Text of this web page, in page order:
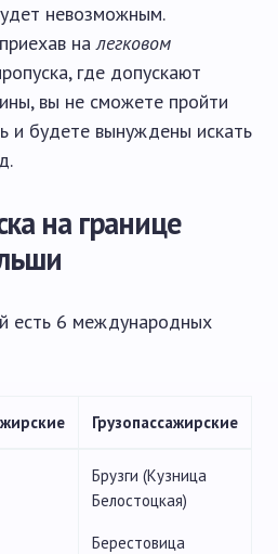
невозможным.
налегковом
где допускают
вы не сможете пройти
и будете вынуждены искать
на границе
есть 6 международных
Грузопассажирские
Брузги (Кузница
Белостоцкая)
Берестовица